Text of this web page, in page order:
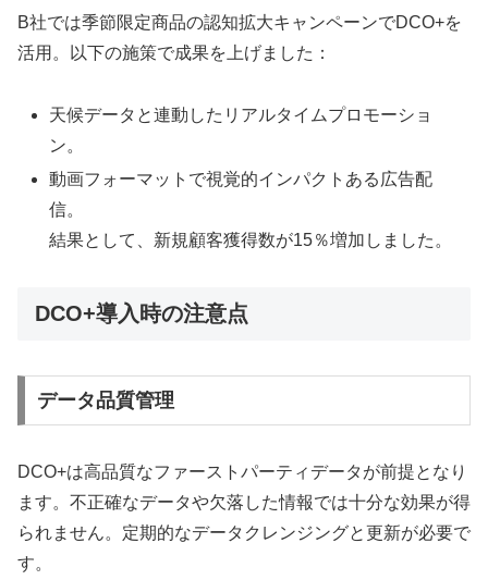
B社では季節限定商品の認知拡大キャンペーンでDCO+を
活用。以下の施策で成果を上げました：
天候データと連動したリアルタイムプロモーショ
ン。
動画フォーマットで視覚的インパクトある広告配
信。
結果として、新規顧客獲得数が15％増加しました。
DCO+導入時の注意点
データ品質管理
DCO+は高品質なファーストパーティデータが前提となり
ます。不正確なデータや欠落した情報では十分な効果が得
られません。定期的なデータクレンジングと更新が必要で
す。